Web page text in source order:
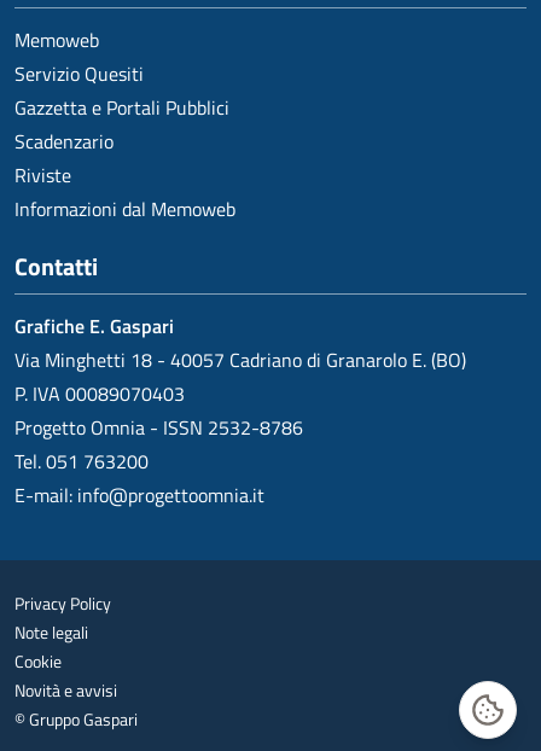
Memoweb
Servizio Quesiti
Gazzetta e Portali Pubblici
Scadenzario
Riviste
Informazioni dal Memoweb
Contatti
Grafiche E. Gaspari
Via Minghetti 18 - 40057 Cadriano di Granarolo E. (BO)
P. IVA 00089070403
Progetto Omnia - ISSN 2532-8786
Tel. 051 763200
E-mail: info@progettoomnia.it
Privacy Policy
Note legali
Cookie
Novità e avvisi
© Gruppo Gaspari